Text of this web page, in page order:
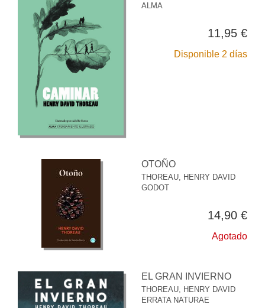
ALMA
11,95 €
Disponible 2 días
OTOÑO
THOREAU, HENRY DAVID
GODOT
14,90 €
Agotado
EL GRAN INVIERNO
THOREAU, HENRY DAVID
ERRATA NATURAE